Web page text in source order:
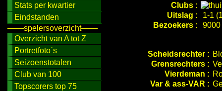
Stats per kwartier
Eindstanden
───spelersoverzicht───
Overzicht van A tot Z
Portretfoto`s
Seizoenstotalen
Club van 100
Topscorers top 75
Clubs :
Uitslag :
1-1
Bezoekers :
9000
Scheidsrechter :
Grensrechters :
Vierdeman :
Var & ass-VAR :